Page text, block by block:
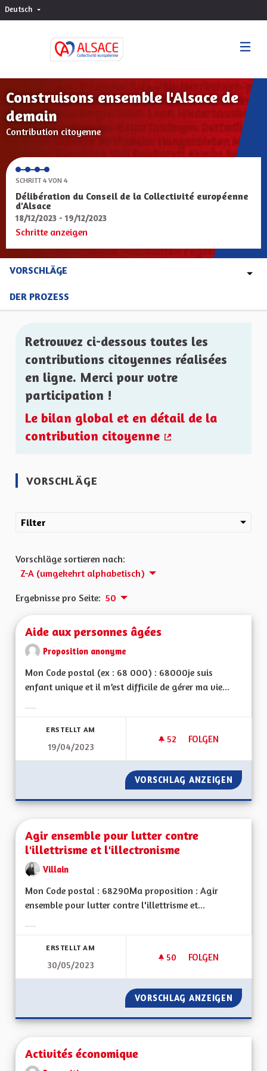
Deutsch Choisir la langue
Construisons ensemble l'Alsace de
demain
Contribution citoyenne
SCHRITT 4 VON 4
Délibération du Conseil de la Collectivité européenne
d'Alsace
18/12/2023 - 19/12/2023
Schritte anzeigen
VORSCHLÄGE
DER PROZESS
Retrouvez ci-dessous toutes les
contributions citoyennes réalisées
en ligne. Merci pour votre
participation !
Le bilan global et en détail de la
contribution citoyenne
VORSCHLÄGE
Filter
Vorschläge sortieren nach:
Z-A (umgekehrt alphabetisch)
Ergebnisse pro Seite: 50
Aide aux personnes âgées
Proposition anonyme
Mon Code postal (ex : 68 000) : 68000je suis
enfant unique et il m’est difficile de gérer ma vie...
ERSTELLT AM
19/04/2023
52 52 FOLLOWER
FOLGEN
AIDE AUX
VORSCHLAG ANZEIGEN AIDE
Agir ensemble pour lutter contre
l'illettrisme et l'illectronisme
Villain
Mon Code postal : 68290Ma proposition : Agir
ensemble pour lutter contre l'illettrisme et...
ERSTELLT AM
30/05/2023
50 50 FOLLOWER
FOLGEN
AGIR ENSEMBLE
VORSCHLAG ANZEIGEN AGIR
Activités économique